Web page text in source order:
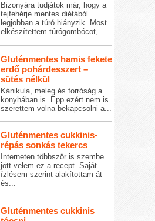
Bizonyára tudjátok már, hogy a
tejfehérje mentes diétából
legjobban a túró hiányzik. Most
elkészítettem túrógombócot,...
Gluténmentes hamis fekete
erdő pohárdesszert –
sütés nélkül
Kánikula, meleg és forróság a
konyhában is. Épp ezért nem is
szerettem volna bekapcsolni a...
Gluténmentes cukkinis-
répás sonkás tekercs
Interneten többször is szembe
jött velem ez a recept. Saját
ízlésem szerint alakítottam át
és...
Gluténmentes cukkinis